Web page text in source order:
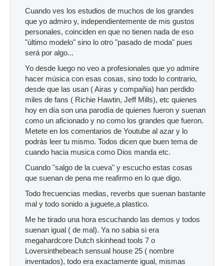
Cuando ves los estudios de muchos de los grandes
que yo admiro y, independientemente de mis gustos
personales, coinciden en que no tienen nada de eso
"último modelo" sino lo otro "pasado de moda" pues
será por algo...
Yo desde luego no veo a profesionales que yo admire
hacer música con esas cosas, sino todo lo contrario,
desde que las usan ( Airas y compañia) han perdido
miles de fans ( Richie Hawtin, Jeff Mills), etc quienes
hoy en día son una parodía de quienes fueron y suenan
como un aficionado y no como los grandes que fueron.
Metete en los comentarios de Youtube al azar y lo
podrás leer tu mismo. Todos dicen que buen tema de
cuando hacia musica como Dios manda etc.
Cuando "salgo de la cueva" y escucho estas cosas
que suenan de pena me reafirmo en lo que digo.
Todo frecuencias medias, reverbs que suenan bastante
mal y todo sonido a juguete,a plastico.
Me he tirado una hora escuchando las demos y todos
suenan igual ( de mal). Ya no sabia si era
megahardcore Dutch skinhead tools 7 o
Loversinthebeach sensual house 25 ( nombre
inventados), todo era exactamente igual, mismas